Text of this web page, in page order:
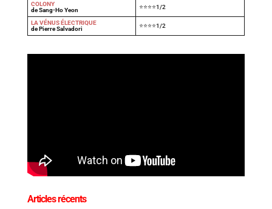
COLONY
de Sang-Ho Yeon
⭐⭐⭐⭐1/2
LA VÉNUS ÉLECTRIQUE
de Pierre Salvadori
⭐⭐⭐⭐1/2
Articles récents